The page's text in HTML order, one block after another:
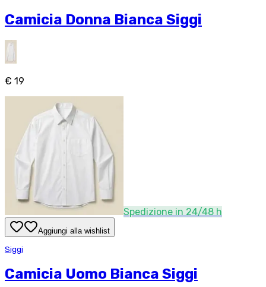
Camicia Donna Bianca Siggi
€ 19
Spedizione in 24/48 h
Aggiungi alla wishlist
Siggi
Camicia Uomo Bianca Siggi